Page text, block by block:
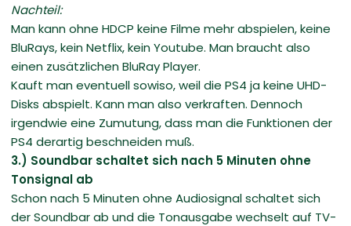
Nachteil:
Man kann ohne HDCP keine Filme mehr abspielen, keine
BluRays, kein Netflix, kein Youtube. Man braucht also
einen zusätzlichen BluRay Player.
Kauft man eventuell sowiso, weil die PS4 ja keine UHD-
Disks abspielt. Kann man also verkraften. Dennoch
irgendwie eine Zumutung, dass man die Funktionen der
PS4 derartig beschneiden muß.
3.) Soundbar schaltet sich nach 5 Minuten ohne
Tonsignal ab
Schon nach 5 Minuten ohne Audiosignal schaltet sich
der Soundbar ab und die Tonausgabe wechselt auf TV-